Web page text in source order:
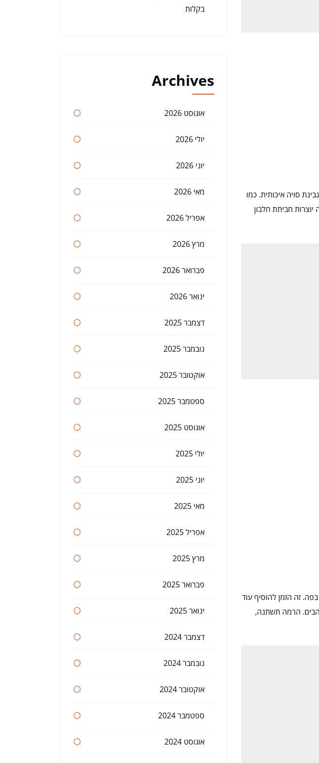
סויה איכותית. כמו
חביתת חלבון
זה הזמן להוסיף עוד
הרמה תשתנה,
בקלות
Archives
אוגוסט 2026
יולי 2026
יוני 2026
מאי 2026
אפריל 2026
מרץ 2026
פברואר 2026
ינואר 2026
דצמבר 2025
נובמבר 2025
אוקטובר 2025
ספטמבר 2025
אוגוסט 2025
יולי 2025
יוני 2025
מאי 2025
אפריל 2025
מרץ 2025
פברואר 2025
ינואר 2025
דצמבר 2024
נובמבר 2024
אוקטובר 2024
ספטמבר 2024
אוגוסט 2024